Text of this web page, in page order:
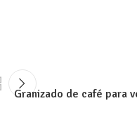
Granizado de café para